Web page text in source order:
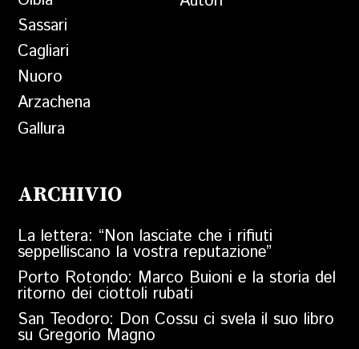
Sassari
Cagliari
Nuoro
Arzachena
Gallura
ARCHIVIO
La lettera: “Non lasciate che i rifiuti
seppelliscano la vostra reputazione”
Porto Rotondo: Marco Buioni e la storia del
ritorno dei ciottoli rubati
San Teodoro: Don Cossu ci svela il suo libro
su Gregorio Magno